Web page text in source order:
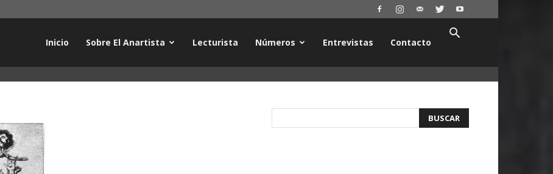
Inicio Sobre El Anartista Lecturista Números Entrevistas Contacto